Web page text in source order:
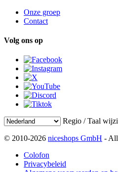
Onze groep
Contact
Volg ons op
Regio / Taal
© 2010-2026 niceshops GmbH - All
Colofon
Privacybeleid